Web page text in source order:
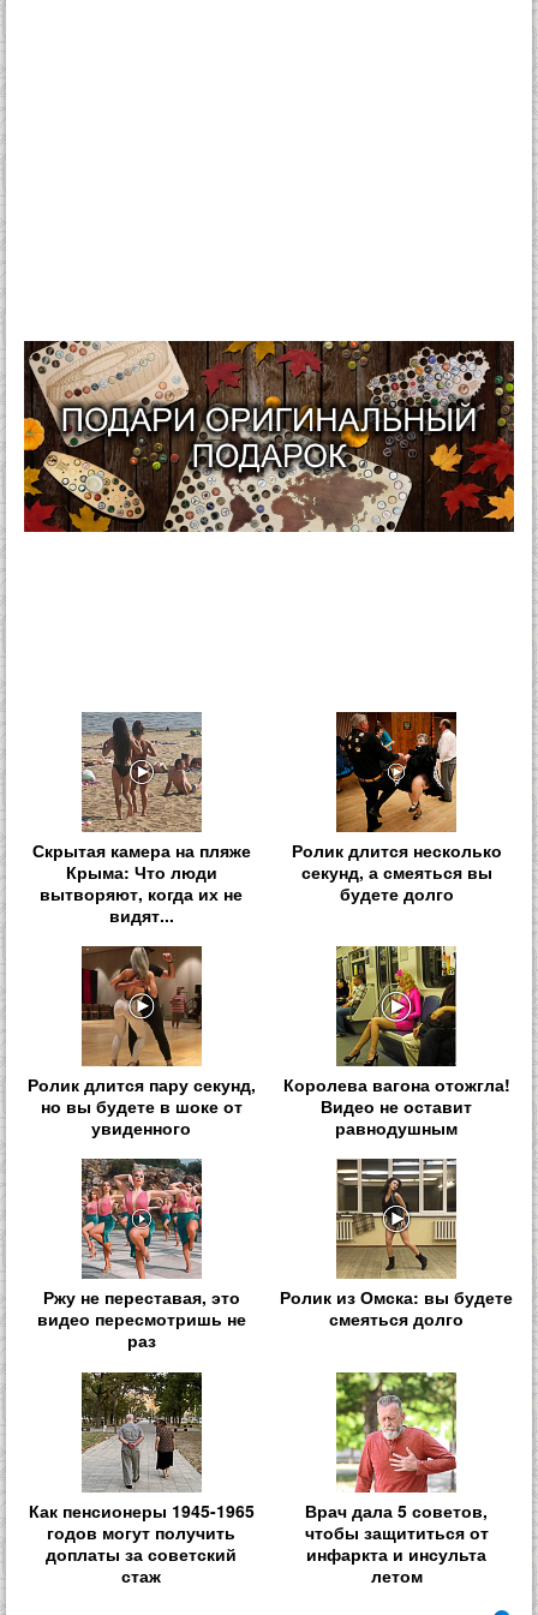
Скрытая камера на пляже
Крыма: Что люди
вытворяют, когда их не
видят...
Ролик длится несколько
секунд, а смеяться вы
будете долго
Ролик длится пару секунд,
но вы будете в шоке от
увиденного
Королева вагона отожгла!
Видео не оставит
равнодушным
Ржу не переставая, это
видео пересмотришь не
раз
Ролик из Омска: вы будете
смеяться долго
Как пенсионеры 1945-1965
годов могут получить
доплаты за советский
стаж
Врач дала 5 советов,
чтобы защититься от
инфаркта и инсульта
летом